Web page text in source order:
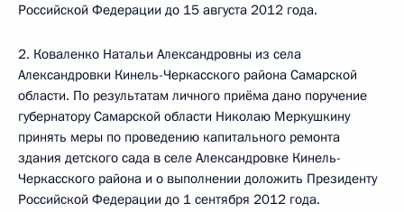
Российской Федерации до 15 августа 2012 года.
2. Коваленко Натальи Александровны из села
Александровки Кинель-Черкасского района Самарской
области. По результатам личного приёма дано поручение
губернатору Самарской области Николаю Меркушкину
принять меры по проведению капитального ремонта
здания детского сада в селе Александровке Кинель-
Черкасского района и о выполнении доложить Президенту
Российской Федерации до 1 сентября 2012 года.